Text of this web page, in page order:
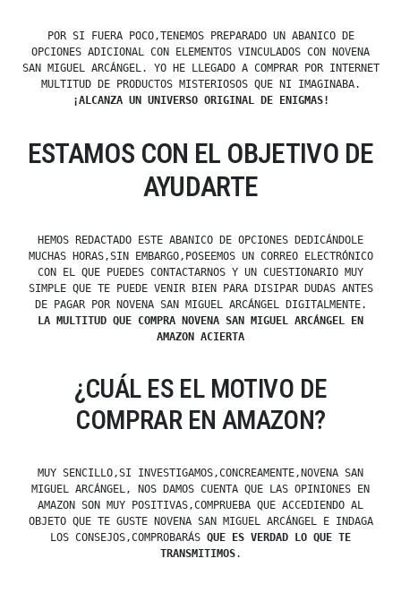
POR SI FUERA POCO,TENEMOS PREPARADO UN ABANICO DE
OPCIONES ADICIONAL CON ELEMENTOS VINCULADOS CON NOVENA
SAN MIGUEL ARCÁNGEL. YO HE LLEGADO A COMPRAR POR INTERNET
MULTITUD DE PRODUCTOS MISTERIOSOS QUE NI IMAGINABA.
¡ALCANZA UN UNIVERSO ORIGINAL DE ENIGMAS!
ESTAMOS CON EL OBJETIVO DE
AYUDARTE
HEMOS REDACTADO ESTE ABANICO DE OPCIONES DEDICÁNDOLE
MUCHAS HORAS,SIN EMBARGO,POSEEMOS UN CORREO ELECTRÓNICO
CON EL QUE PUEDES CONTACTARNOS Y UN CUESTIONARIO MUY
SIMPLE QUE TE PUEDE VENIR BIEN PARA DISIPAR DUDAS ANTES
DE PAGAR POR NOVENA SAN MIGUEL ARCÁNGEL DIGITALMENTE.
LA MULTITUD QUE COMPRA NOVENA SAN MIGUEL ARCÁNGEL EN
AMAZON ACIERTA
¿CUÁL ES EL MOTIVO DE
COMPRAR EN AMAZON?
MUY SENCILLO,SI INVESTIGAMOS,CONCREAMENTE,NOVENA SAN
MIGUEL ARCÁNGEL, NOS DAMOS CUENTA QUE LAS OPINIONES EN
AMAZON SON MUY POSITIVAS,COMPRUEBA QUE ACCEDIENDO AL
OBJETO QUE TE GUSTE NOVENA SAN MIGUEL ARCÁNGEL E INDAGA
LOS CONSEJOS,COMPROBARÁS QUE ES VERDAD LO QUE TE
TRANSMITIMOS.